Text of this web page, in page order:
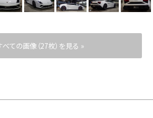
べての画像（27枚）を見る »